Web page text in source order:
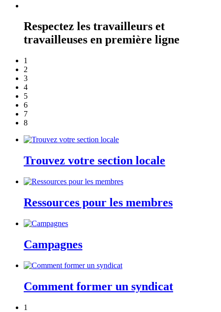
Respectez les travailleurs et
travailleuses en première ligne
1
2
3
4
5
6
7
8
Trouvez votre section locale
Ressources pour les membres
Campagnes
Comment former un syndicat
1